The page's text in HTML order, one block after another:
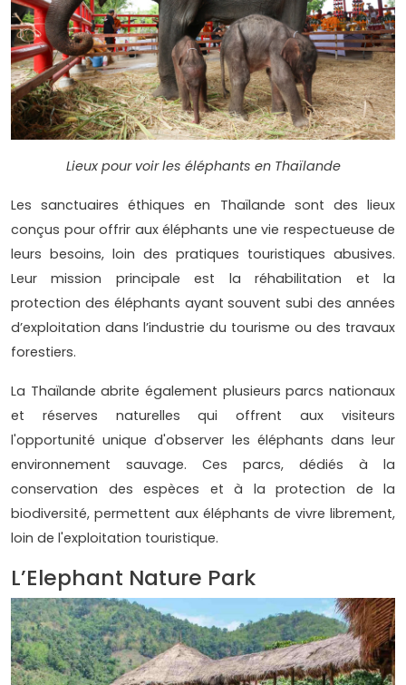
Lieux pour voir les éléphants en Thaïlande
Les sanctuaires éthiques en Thaïlande sont des lieux
conçus pour offrir aux éléphants une vie respectueuse de
leurs besoins, loin des pratiques touristiques abusives.
Leur mission principale est la réhabilitation et la
protection des éléphants ayant souvent subi des années
d’exploitation dans l’industrie du tourisme ou des travaux
forestiers.
La Thaïlande abrite également plusieurs parcs nationaux
et réserves naturelles qui offrent aux visiteurs
l'opportunité unique d'observer les éléphants dans leur
environnement sauvage. Ces parcs, dédiés à la
conservation des espèces et à la protection de la
biodiversité, permettent aux éléphants de vivre librement,
loin de l'exploitation touristique.
L’Elephant Nature Park